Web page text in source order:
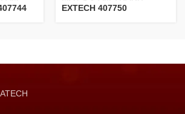
EXTECH 407750